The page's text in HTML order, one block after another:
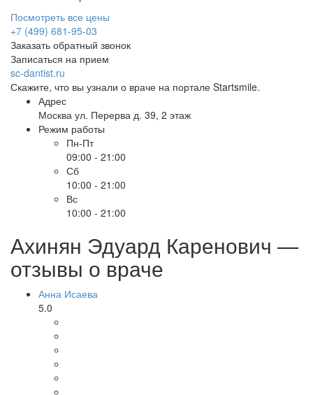
Посмотреть все цены
+7 (499) 681-95-03
Заказать обратный звонок
Записаться на прием
sc-dantist.ru
Скажите, что вы узнали о враче на портале Startsmile.
Адрес
Москва ул. Перерва д. 39, 2 этаж
Режим работы
Пн-Пт
09:00 - 21:00
Сб
10:00 - 21:00
Вс
10:00 - 21:00
Ахинян Эдуард Каренович —
отзывы о враче
Анна Исаева
5.0